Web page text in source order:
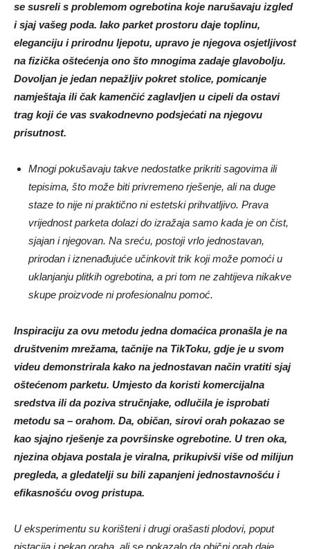
se susreli s problemom ogrebotina koje narušavaju izgled
i sjaj vašeg poda. Iako parket prostoru daje toplinu,
eleganciju i prirodnu ljepotu, upravo je njegova osjetljivost
na fizička oštećenja ono što mnogima zadaje glavobolju.
Dovoljan je jedan nepažljiv pokret stolice, pomicanje
namještaja ili čak kamenčić zaglavljen u cipeli da ostavi
trag koji će vas svakodnevno podsjećati na njegovu
prisutnost.
Mnogi pokušavaju takve nedostatke prikriti sagovima ili
tepisima, što može biti privremeno rješenje, ali na duge
staze to nije ni praktično ni estetski prihvatljivo. Prava
vrijednost parketa dolazi do izražaja samo kada je on čist,
sjajan i njegovan. Na sreću, postoji vrlo jednostavan,
prirodan i iznenađujuće učinkovit trik koji može pomoći u
uklanjanju plitkih ogrebotina, a pri tom ne zahtijeva nikakve
skupe proizvode ni profesionalnu pomoć.
Inspiraciju za ovu metodu jedna domaćica pronašla je na
društvenim mrežama, tačnije na TikToku, gdje je u svom
videu demonstrirala kako na jednostavan način vratiti sjaj
oštećenom parketu. Umjesto da koristi komercijalna
sredstva ili da poziva stručnjake, odlučila je isprobati
metodu sa – orahom. Da, običan, sirovi orah pokazao se
kao sjajno rješenje za površinske ogrebotine. U tren oka,
njezina objava postala je viralna, prikupivši više od milijun
pregleda, a gledatelji su bili zapanjeni jednostavnošću i
efikasnošću ovog pristupa.
U eksperimentu su korišteni i drugi orašasti plodovi, poput
pistacija i pekan oraha, ali se pokazalo da obični orah daje